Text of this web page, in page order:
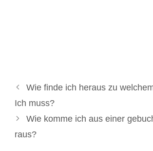
Wie finde ich heraus zu
Ich muss?
Wie komme ich aus einer
raus?